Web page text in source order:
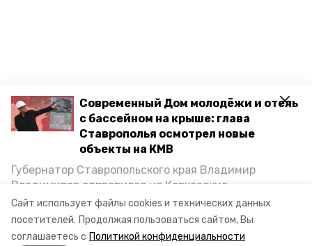
Сайт использует файлы cookies и технических данных
посетителей. Продолжая пользоваться сайтом, Вы
соглашаетесь с Политикой конфиденциальности
Современный Дом молодёжи и отель
с бассейном на крыше: глава
Ставрополья осмотрел новые
объекты на КМВ
Губернатор Ставропольского края Владимир
Владимиров отправился на Кавказские
Минеральные Воды, чтобы проинспектировать
строительство объектов в Кисловодске и
Минводах, а также выслушать предложения о